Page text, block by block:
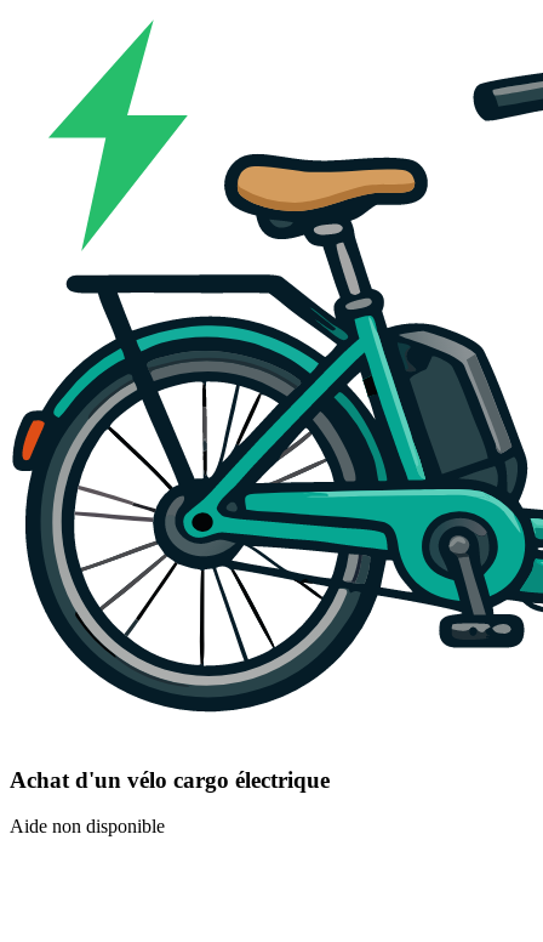
Achat d'un vélo cargo électrique
Aide non disponible